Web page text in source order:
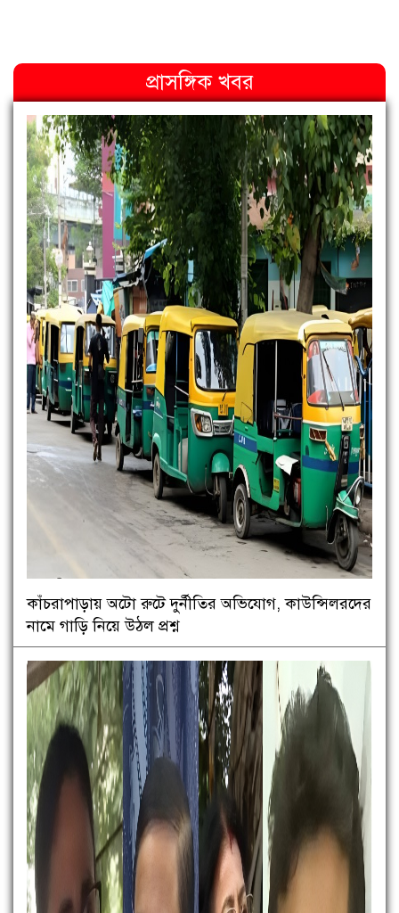
প্রাসঙ্গিক খবর
কাঁচরাপাড়ায় অটো রুটে দুর্নীতির অভিযোগ, কাউন্সিলরদের
নামে গাড়ি নিয়ে উঠল প্রশ্ন